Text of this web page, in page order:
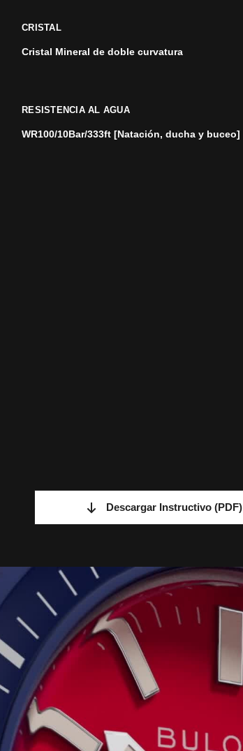
CRISTAL
Cristal Mineral de doble curvatura
RESISTENCIA AL AGUA
WR100/10Bar/333ft [Natación, ducha y buceo]
Descargar Instructivo (PDF)